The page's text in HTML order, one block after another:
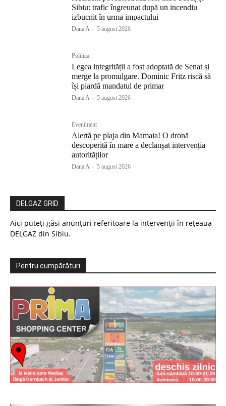
Sibiu: trafic îngreunat după un incendiu
izbucnit în urma impactului
Dana A - 5 august 2026
Politica
Legea integrității a fost adoptată de Senat și
merge la promulgare. Dominic Fritz riscă să
își piardă mandatul de primar
Dana A - 5 august 2026
Eveniment
Alertă pe plaja din Mamaia! O dronă
descoperită în mare a declanșat intervenția
autorităților
Dana A - 5 august 2026
DELGAZ GRID
Aici puteți găsi anunțuri referitoare la intervenții în rețeaua
DELGAZ din Sibiu.
Pentru cumpărături